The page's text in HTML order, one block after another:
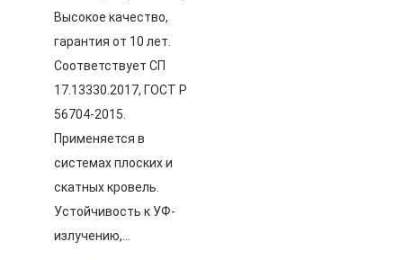
Высокое качество,
гарантия от 10 лет.
Соответствует СП
17.13330.2017, ГОСТ Р
56704-2015.
Применяется в
системах плоских и
скатных кровель.
Устойчивость к УФ-
излучению,…